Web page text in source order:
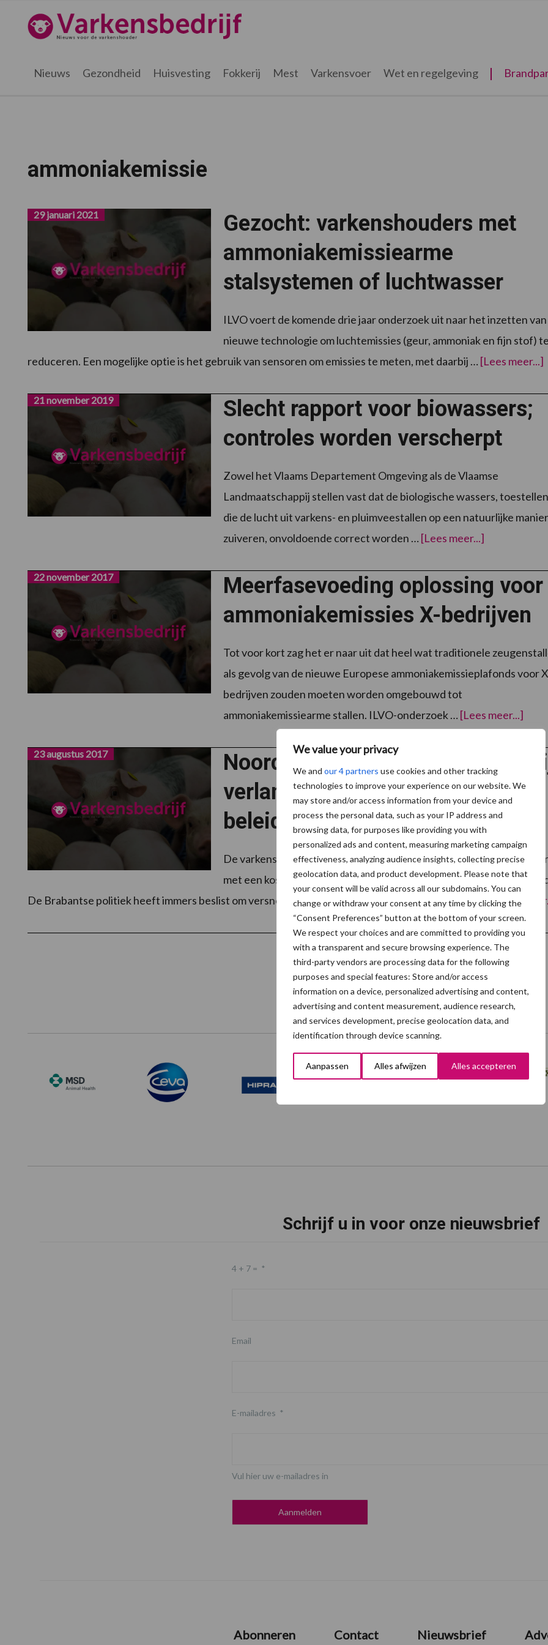
We value your privacy
We and our 4 partners use cookies and other tracking
technologies to improve your experience on our website. We
may store and/or access information from your device and
process the personal data, such as your IP address and
browsing data, for purposes like providing you with
personalized ads and content, measuring marketing campaign
effectiveness, analyzing audience insights, collecting precise
geolocation data, and product development. Please note that
your consent will be valid across all our subdomains. You can
change or withdraw your consent at any time by clicking the
“Consent Preferences” button at the bottom of your screen.
We respect your choices and are committed to providing you
with a transparent and secure browsing experience. The
third-party vendors are processing data for the following
purposes and special features: Store and/or access
information on a device, personalized advertising and content,
advertising and content measurement, audience research,
and services development, precise geolocation data, and
identification through device scanning.
Aanpassen Alles afwijzen Alles accepteren
hoofdnavigatie
hoofd
eerste
voettekst
Varkensbedrijf.be
Nieuws Gezondheid Huisvesting Fokkerij Mest Varkensvoer Wet en regelgeving
ammoniakemissie
Gezocht: varkenshouders met
ammoniakemissiearme
stalsystemen of luchtwasser
29 januari 2021
ILVO voert de komende drie jaar onderzoek uit naar het inzetten van
nieuwe technologie om luchtemissies (geur, ammoniak en fijn stof) te
reduceren. Een mogelijke optie is het gebruik van sensoren om emissies te meten, met daarbij … [Lees meer...]
Slecht rapport voor biowassers;
controles worden verscherpt
21 november 2019
Zowel het Vlaams Departement Omgeving als de Vlaamse
Landmaatschappij stellen vast dat de biologische wassers, toestellen
die de lucht uit varkens- en pluimveestallen op een natuurlijke manier
zuiveren, onvoldoende correct worden … [Lees meer...]overSlecht
rapport
worden
verscherpt
Meerfasevoeding oplossing voor
ammoniakemissies X-bedrijven
22 november 2017
Tot voor kort zag het er naar uit dat heel wat traditionele
als gevolg van de nieuwe Europese ammoniakemissieplafonds voor
bedrijven zouden moeten worden omgebouwd tot
ammoniakemissiearme stallen. ILVO-onderzoek … [Lees meer...]
voor
Noord-Brabantse
verlamd door nieuw provinciaal
beleid
23 augustus 2017
De varkenshouderij in de Nederlandse provincie Noord-Brabant
met een kostprijsverhoging van 3 cent per kilogram vlees
De Brabantse politiek heeft immers beslist om versneld ammoniakreducerende aanpassingen te …[Lees
Onze brandpartners
Schrijf u in voor onze nieuwsbrief
4 + 7 = *
Email
E-mailadres *
Vul hier uw e-mailadres in
Abonneren Contact Nieuwsbrief